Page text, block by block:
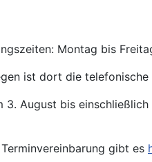
Montag bis
ist dort die
3. August bis
gibt es